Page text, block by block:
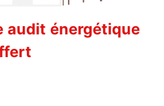
audit énergétique